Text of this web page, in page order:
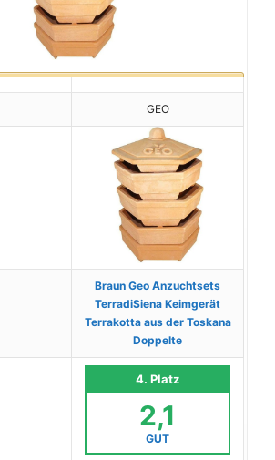
GEO
Braun Geo Anzuchtsets
TerradiSiena Keimgerät
Terrakotta aus der Toskana
Doppelte
4. Platz
2,1
GUT